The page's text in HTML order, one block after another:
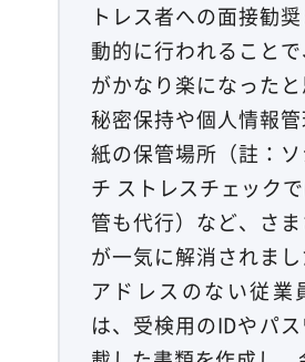
トレス者への面接勧
動的に行われること
がかなり楽になったと
秘密保持や個人情報
紙の保管場所（註：
チ ストレスチェック
管も代行）など、さ
が一気に解消されま
アドレスのない従業
は、受検用のIDやパ